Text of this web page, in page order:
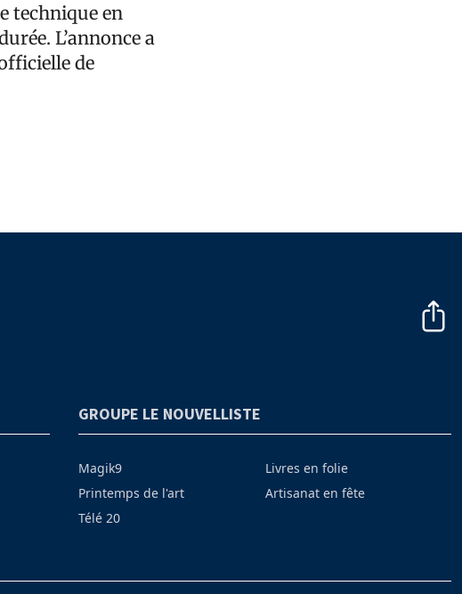
technique en
L’annonce a
de
GROUPE LE NOUVELLISTE
Magik9
Printemps de l'art
Télé 20
Livres en folie
Artisanat en fête